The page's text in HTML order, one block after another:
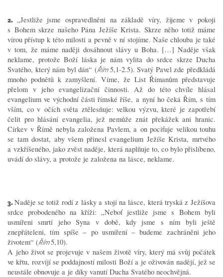
2. „Jestliže jsme ospravedlněni na základě víry, žijeme v pokoji
s Bohem skrze našeho Pána Ježíše Krista. Skrze něho totiž máme
vírou přístup k této milosti a pevně v ní stojíme. Naše chlouba je také
v tom, že máme naději dosáhnout slávy u Boha. […] Naděje však
neklame, protože Boží láska je nám vylita do srdce skrze Ducha
Svatého, který nám byl dán“ (Řím5,1-2.5). Svatý Pavel zde předkládá
mnoho podnětů k zamyšlení. Víme, že List Římanům představuje
přelom v jeho evangelizační činnosti. Až do této chvíle hlásal
evangelium ve východní části římské říše, a nyní ho čeká Řím, s tím
vším, co v očích světa ztělesňuje: velkou výzvu, které je zapotřebí
čelit pro hlásání evangelia, jež nemůže znát překážek ani hranic.
Církev v Římě nebyla založena Pavlem, a on pociťuje velikou touhu
se tam dostat, aby všem přinesl evangelium Ježíše Krista, mrtvého
a vzkříšeného, jako zvěst naděje, která naplňuje to, co bylo přislíbeno,
uvádí do slávy, a protože je založena na lásce, neklame.
3.Naděje se totiž rodí z lásky a stojí na lásce, která tryská z Ježíšova
srdce probodeného na kříži: „Neboť jestliže jsme s Bohem byli
usmířeni smrtí jeho Syna v době, kdy jsme s ním byli ještě
znepřáteleni, tím spíše‒ po usmíření ‒budeme zachráněni jeho
životem“ (Řím5,10).
A jeho život se projevuje v našem životě víry, který má svůj počátek
ve křtu, rozvíjí se poddajností milosti Boží a je oživován nadějí, jež se
neustále obnovuje a je díky vanutí Ducha Svatého neochvějná.